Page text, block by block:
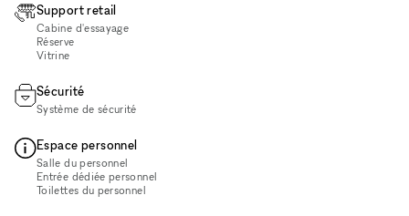
Support retail
Cabine d'essayage
Réserve
Vitrine
Sécurité
Système de sécurité
Espace personnel
Salle du personnel
Entrée dédiée personnel
Toilettes du personnel